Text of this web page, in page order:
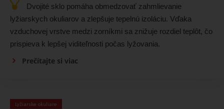
Dvojité sklo pomáha obmedzovať zahmlievanie
lyžiarskych okuliarov a zlepšuje tepelnú izoláciu. Vďaka
vzduchovej vrstve medzi zorníkmi sa znižuje rozdiel teplôt, čo
prispieva k lepšej viditeľnosti počas lyžovania.
Prečítajte si viac
Lyžiarske okuliare